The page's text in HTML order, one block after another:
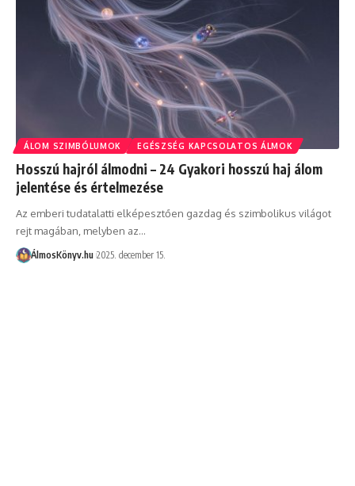
ÁLOM SZIMBÓLUMOK EGÉSZSÉG KAPCSOLATOS ÁLMOK
Hosszú hajról álmodni – 24 Gyakori hosszú haj álom
jelentése és értelmezése
Az emberi tudatalatti elképesztően gazdag és szimbolikus világot
rejt magában, melyben az…
ÁlmosKönyv.hu 2025. december 15.